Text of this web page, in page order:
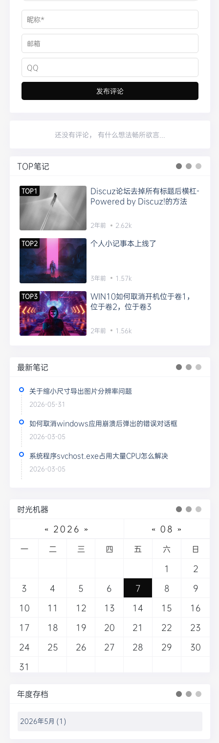
还没有评论， 有什么想法畅所欲言...
TOP笔记
TOP1
Discuz论坛去掉所有标题后横杠-
Powered by Discuz!的方法
2年前 2.62k
TOP2 个人小记事本上线了
3年前 1.57k
TOP3
WIN10如何取消开机位于卷1，
位于卷2，位于卷3
2年前 1.56k
最新笔记
关于缩小尺寸导出图片分辨率问题
2026-05-31
如何取消windows应用崩溃后弹出的错误对话框
2026-03-05
系统程序svchost.exe占用大量CPU怎么解决
2026-03-05
时光机器
« 2026 » « 08 »
一
二 三 四 五 六
日
1
2
3
4 5 6 7 8
9
10
11 12 13 14 15
16
17
18 19 20 21 22
23
24
25 26 27 28 29
30
31
年度存档